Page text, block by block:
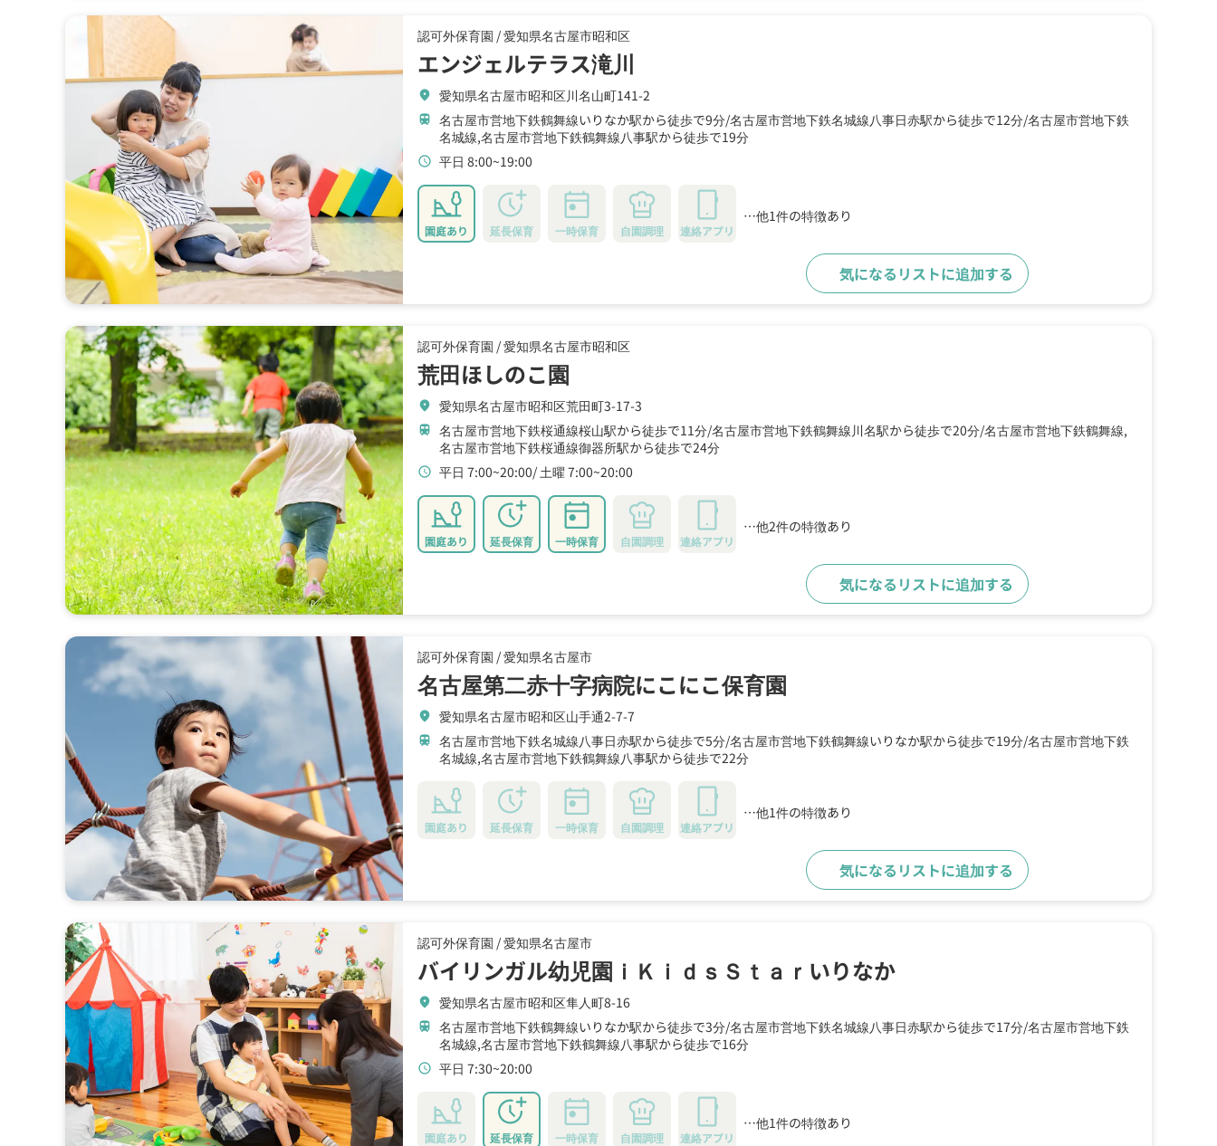
認可外保育園 /愛知県名古屋市昭和区
エンジェルテラス滝川
location_on 愛知県名古屋市昭和区川名山町141-2
train 名古屋市営地下鉄鶴舞線いりなか駅から徒歩で9分 名古屋市営地下鉄名城線八事日赤駅から徒歩で12分 名古屋市営地下鉄
名城線,名古屋市営地下鉄鶴舞線八事駅から徒歩で19分
schedule 平日 8:00~19:00
園庭あり 延長保育 一時保育 自園調理 連絡アプリ
…他1件の特徴あり
気になるリストに追加する
認可外保育園 /愛知県名古屋市昭和区
荒田ほしのこ園
location_on 愛知県名古屋市昭和区荒田町3-17-3
train 名古屋市営地下鉄桜通線桜山駅から徒歩で11分 名古屋市営地下鉄鶴舞線川名駅から徒歩で20分 名古屋市営地下鉄鶴舞線,
名古屋市営地下鉄桜通線御器所駅から徒歩で24分
schedule 平日 7:00~20:00 土曜 7:00~20:00
園庭あり 延長保育 一時保育 自園調理 連絡アプリ
…他2件の特徴あり
気になるリストに追加する
認可外保育園 /愛知県名古屋市
名古屋第二赤十字病院にこにこ保育園
location_on 愛知県名古屋市昭和区山手通2-7-7
train 名古屋市営地下鉄名城線八事日赤駅から徒歩で5分 名古屋市営地下鉄鶴舞線いりなか駅から徒歩で19分 名古屋市営地下鉄
名城線,名古屋市営地下鉄鶴舞線八事駅から徒歩で22分
園庭あり 延長保育 一時保育 自園調理 連絡アプリ
…他1件の特徴あり
気になるリストに追加する
認可外保育園 /愛知県名古屋市
バイリンガル幼児園ｉＫｉｄｓＳｔａｒいりなか
location_on 愛知県名古屋市昭和区隼人町8-16
train 名古屋市営地下鉄鶴舞線いりなか駅から徒歩で3分 名古屋市営地下鉄名城線八事日赤駅から徒歩で17分 名古屋市営地下鉄
名城線,名古屋市営地下鉄鶴舞線八事駅から徒歩で16分
schedule 平日 7:30~20:00
園庭あり 延長保育 一時保育 自園調理 連絡アプリ
…他1件の特徴あり